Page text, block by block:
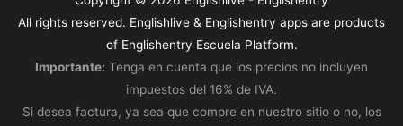
All rights reserved. Englishlive & Englishentry apps are products
of Englishentry Escuela Platform.
Importante: Tenga en cuenta que los precios no incluyen
impuestos del 16% de IVA.
Si desea factura, ya sea que compre en nuestro sitio o no, los